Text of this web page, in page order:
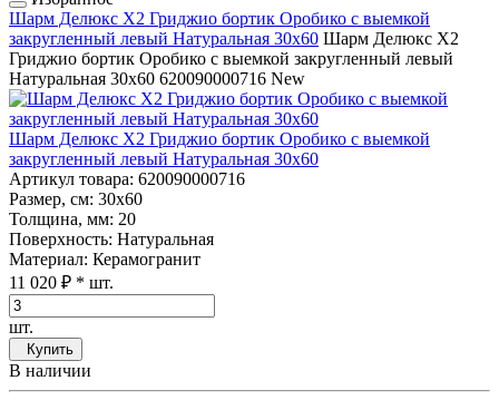
Шарм Делюкс Х2 Гриджио бортик Оробико с выемкой
закругленный левый Натуральная 30x60 Шарм Делюкс Х2
Гриджио бортик Оробико с выемкой закругленный левый
Натуральная 30x60 620090000716 New
Шарм Делюкс Х2 Гриджио бортик Оробико с выемкой
закругленный левый Натуральная 30x60
Артикул товара: 620090000716
Размер, см: 30x60
Толщина, мм: 20
Поверхность: Натуральная
Материал: Керамогранит
11 020 ₽ * шт.
шт.
Купить
В наличии